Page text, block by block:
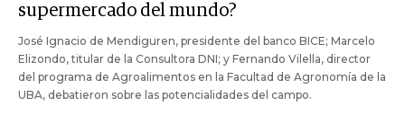
supermercado del mundo?
José Ignacio de Mendiguren, presidente del banco BICE; Marcelo
Elizondo, titular de la Consultora DNI; y Fernando Vilella, director
del programa de Agroalimentos en la Facultad de Agronomía de la
UBA, debatieron sobre las potencialidades del campo.